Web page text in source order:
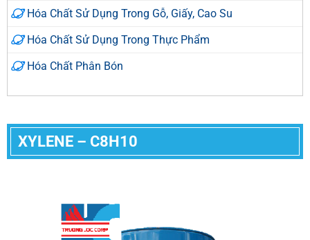
Hóa Chất Sử Dụng Trong Gỗ, Giấy, Cao Su
Hóa Chất Sử Dụng Trong Thực Phẩm
Hóa Chất Phân Bón
XYLENE – C8H10